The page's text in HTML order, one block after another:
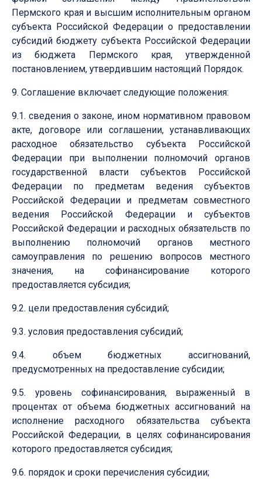
Пермского края и высшим исполнительным органом
субъекта Российской Федерации о предоставлении
субсидий бюджету субъекта Российской Федерации
из бюджета Пермского края, утвержденной
постановлением, утвердившим настоящий Порядок.
9. Соглашение включает следующие положения:
9.1. сведения о законе, ином нормативном правовом
акте, договоре или соглашении, устанавливающих
расходное обязательство субъекта Российской
Федерации при выполнении полномочий органов
государственной власти субъектов Российской
Федерации по предметам ведения субъектов
Российской Федерации и предметам совместного
ведения Российской Федерации и субъектов
Российской Федерации и расходных обязательств по
выполнению полномочий органов местного
самоуправления по решению вопросов местного
значения, на софинансирование которого
предоставляется субсидия;
9.2. цели предоставления субсидий;
9.3. условия предоставления субсидий;
9.4. объем бюджетных ассигнований,
предусмотренных на предоставление субсидии;
9.5. уровень софинансирования, выраженный в
процентах от объема бюджетных ассигнований на
исполнение расходного обязательства субъекта
Российской Федерации, в целях софинансирования
которого предоставляется субсидия;
9.6. порядок и сроки перечисления субсидии;